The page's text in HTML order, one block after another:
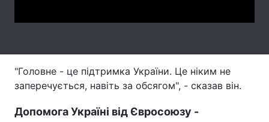
"Головне - це підтримка України. Це ніким не
заперечується, навіть за обсягом", - сказав він.
Допомога Україні від Євросоюзу -